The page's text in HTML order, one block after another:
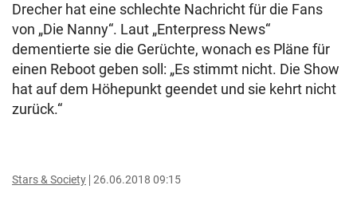
Drecher hat eine schlechte Nachricht für die Fans
von „Die Nanny“. Laut „Enterpress News“
dementierte sie die Gerüchte, wonach es Pläne für
einen Reboot geben soll: „Es stimmt nicht. Die Show
hat auf dem Höhepunkt geendet und sie kehrt nicht
zurück.“
Stars & Society 26.06.2018 09:15